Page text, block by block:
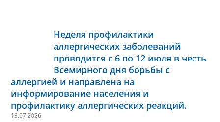
Неделя профилактики
аллергических заболеваний
проводится с 6 по 12 июля в честь
Всемирного дня борьбы с
аллергией и направлена на
информирование населения и
профилактику аллергических реакций.
13.07.2026